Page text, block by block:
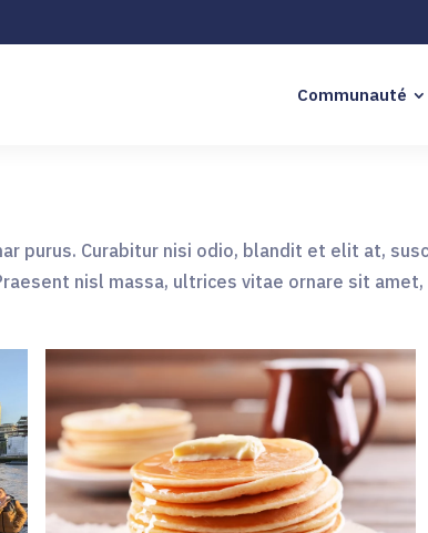
Communauté
purus. Curabitur nisi odio, blandit et elit at,
nisl massa, ultrices vitae ornare sit